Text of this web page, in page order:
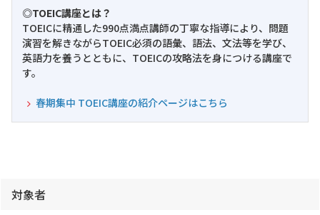
◎TOEIC講座とは？
TOEICに精通した990点満点講師の丁寧な指導により、問題
演習を解きながらTOEIC必須の語彙、語法、文法等を学び、
英語力を養うとともに、TOEICの攻略法を身につける講座で
す。
春期集中 TOEIC講座の紹介ページはこちら
対象者